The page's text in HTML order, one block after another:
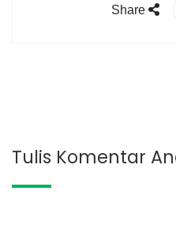
Share
Tulis Komentar